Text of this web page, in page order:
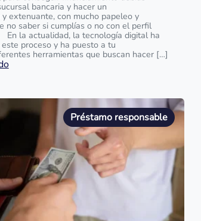
bancaria y hacer un
extenuante, con mucho papeleo y
no saber si cumplías o no con el perfil
En la actualidad, la tecnología digital ha
proceso y ha puesto a tu
herramientas que buscan hacer […]
Préstamo responsable